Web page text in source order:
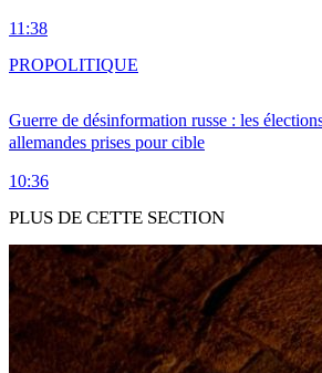
11:38
Guerre de désinformation russe : les
allemandes prises pour cible
10:36
PROPOLITIQUE
PLUS DE CETTE SECTION